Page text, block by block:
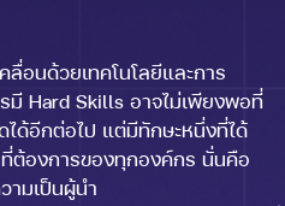
ลื่อนด้วยเทคโนโลยีและการ
มี Hard Skills อาจไม่เพียงพอที่
ด้อีกต่อไป แต่มีทักษะหนึ่งที่ได้
ต้องการของทุกองค์กร นั่นคือ
ามเป็นผู้นำ